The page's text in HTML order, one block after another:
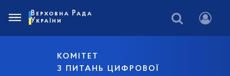
КОМІТЕТ
З ПИТАНЬ ЦИФРОВОЇ
Верховна Рада
України